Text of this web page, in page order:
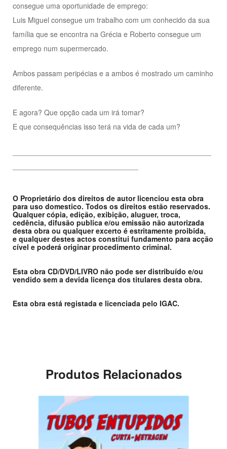
consegue uma oportunidade de emprego:
Luis Miguel consegue um trabalho com um conhecido da sua
família que se encontra na Grécia e Roberto consegue um
emprego num supermercado.
Ambos passam peripécias e a ambos é mostrado um caminho
diferente.
E agora? Que opção cada um irá tomar?
E que consequências isso terá na vida de cada um?
O Proprietário dos direitos de autor licenciou esta obra
para uso domestico. Todos os direitos estão reservados.
Qualquer cópia, edição, exibição, aluguer, troca,
cedência, difusão publica e/ou emissão não autorizada
desta obra ou qualquer excerto é estritamente proibida,
e qualquer destes actos constitui fundamento para acção
cível e poderá originar procedimento criminal.
Esta obra CD/DVD/LIVRO não pode ser distribuído e/ou
vendido sem a devida licença dos titulares desta obra.
Esta obra está registada e licenciada pelo IGAC.
Produtos Relacionados